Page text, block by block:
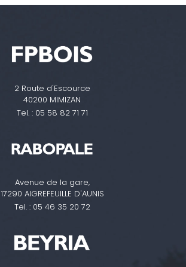
2 Route d'Escource
40200 MIMIZAN
Tel. : 05 58 82 71 71
Avenue de la gare,
17290 AIGREFEUILLE D'AUNIS
Tel. : 05 46 35 20 72